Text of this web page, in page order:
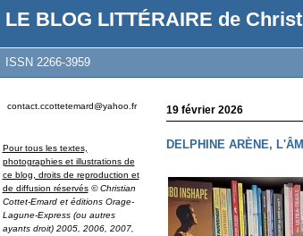
LE BLOG LITTÉRAIRE de
ISSN 2266-3959
contact.ccottetemard@yahoo.fr
Pour tous les textes,
photographies et illustrations de
ce blog, droits de reproduction et
de diffusion réservés © Christian
Cottet-Emard et éditions Orage-
Lagune-Express (ou autres
ayants droit) 2005, 2006, 2007,
19 février 2026
DELPHINE ARÈNE,